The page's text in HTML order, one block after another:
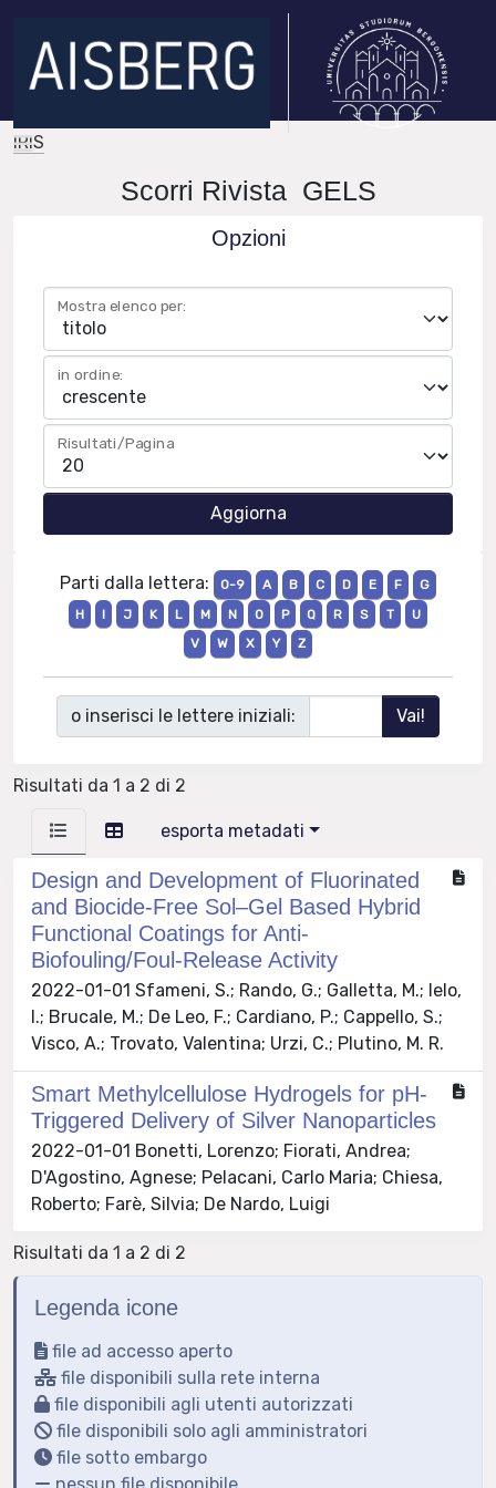
IRIS
Scorri Rivista GELS
Opzioni
Mostra elenco per:
in ordine:
Risultati/Pagina
Parti dalla lettera: 0-9 A B C D E F
G
H
I J K L M N O P Q R S T
U
V
W X Y Z
o inserisci le lettere iniziali:
Risultati da 1 a 2 di 2
esporta metadati
Design and Development of Fluorinated
and Biocide-Free Sol–Gel Based Hybrid
Functional Coatings for Anti-
Biofouling/Foul-Release Activity
2022-01-01 Sfameni, S.; Rando, G.; Galletta, M.; Ielo,
I.; Brucale, M.; De Leo, F.; Cardiano, P.; Cappello, S.;
Visco, A.; Trovato, Valentina; Urzi, C.; Plutino, M. R.
Smart Methylcellulose Hydrogels for pH-
Triggered Delivery of Silver Nanoparticles
2022-01-01 Bonetti, Lorenzo; Fiorati, Andrea;
D'Agostino, Agnese; Pelacani, Carlo Maria; Chiesa,
Roberto; Farè, Silvia; De Nardo, Luigi
Risultati da 1 a 2 di 2
Legenda icone
file ad accesso aperto
file disponibili sulla rete interna
file disponibili agli utenti autorizzati
file disponibili solo agli amministratori
file sotto embargo